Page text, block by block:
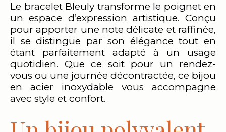
Le bracelet Bleuly transforme le poignet en
un espace d’expression artistique. Conçu
pour apporter une note délicate et raffinée,
il se distingue par son élégance tout en
étant parfaitement adapté à un usage
quotidien. Que ce soit pour un rendez-
vous ou une journée décontractée, ce bijou
en acier inoxydable vous accompagne
avec style et confort.